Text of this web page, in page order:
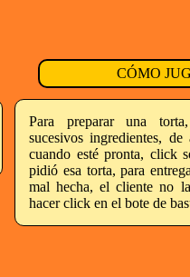
CÓMO
Para preparar una
sucesivos ingredientes,
cuando esté pronta, click
pidió esa torta, para
mal hecha, el cliente no
hacer click en el bote de